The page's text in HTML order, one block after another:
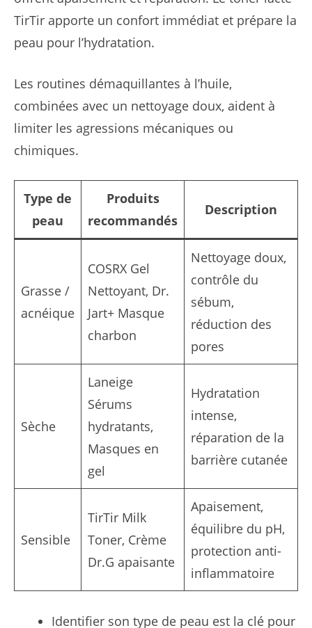
TirTir apporte un confort immédiat et prépare la
peau pour l’hydratation.
Les routines démaquillantes à l’huile,
combinées avec un nettoyage doux, aident à
limiter les agressions mécaniques ou
chimiques.
Type de
peau
Produits
recommandés
Description
Grasse /
acnéique
COSRX Gel
Nettoyant, Dr.
Jart+ Masque
charbon
Nettoyage doux,
contrôle du
sébum,
réduction des
pores
Sèche
Laneige
Sérums
hydratants,
Masques en
gel
Hydratation
intense,
réparation de la
barrière cutanée
Sensible
TirTir Milk
Toner, Crème
Dr.G apaisante
Apaisement,
équilibre du pH,
protection anti-
inflammatoire
Identifier son type de peau est la clé pour